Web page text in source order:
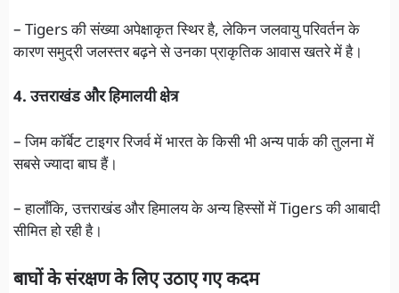
– Tigers की संख्या अपेक्षाकृत स्थिर है, लेकिन जलवायु परिवर्तन के
कारण समुद्री जलस्तर बढ़ने से उनका प्राकृतिक आवास खतरे में है।
4. उत्तराखंड और हिमालयी क्षेत्र
– जिम कॉर्बेट टाइगर रिजर्व में भारत के किसी भी अन्य पार्क की तुलना में
सबसे ज्यादा बाघ हैं।
– हालाँकि, उत्तराखंड और हिमालय के अन्य हिस्सों में Tigers की आबादी
सीमित हो रही है।
बाघों के संरक्षण के लिए उठाए गए कदम